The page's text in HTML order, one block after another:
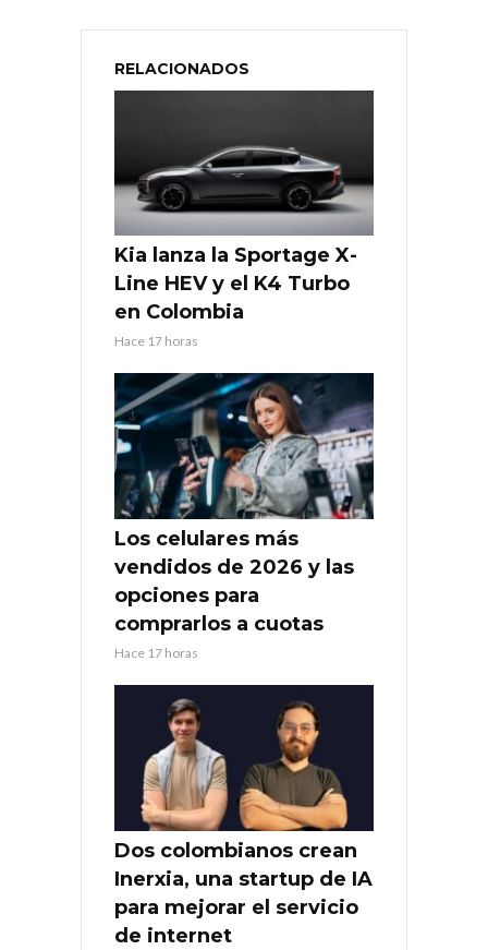
RELACIONADOS
Kia lanza la Sportage X-
Line HEV y el K4 Turbo
en Colombia
Hace 17 horas
Los celulares más
vendidos de 2026 y las
opciones para
comprarlos a cuotas
Hace 17 horas
Dos colombianos crean
Inerxia, una startup de IA
para mejorar el servicio
de internet